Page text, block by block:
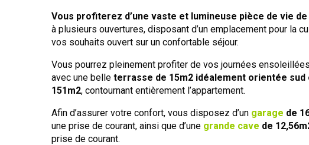
Vous profiterez d’une vaste et lumineuse pièce de vie de
à plusieurs ouvertures, disposant d’un emplacement pour la
vos souhaits ouvert sur un confortable séjour.
Vous pourrez pleinement profiter de vos journées
avec une belleterrasse de 15m2 idéalement orientée sud
151m2, contournant entièrement l’appartement.
Afin d’assurer votre confort, vous disposez d’un garage de
une prise de courant, ainsi que d’une grande cave de
prise de courant.